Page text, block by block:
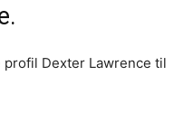
Dexter Lawrence til